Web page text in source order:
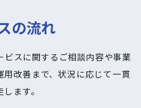
の流れ
スに関するご相談内容や事業
改善まで、状況に応じて一貫
ます。